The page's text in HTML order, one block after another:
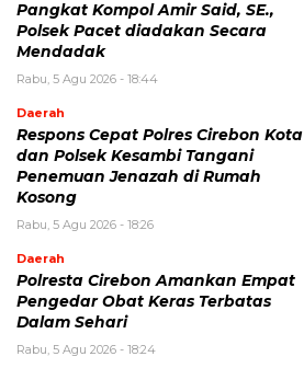
Pangkat Kompol Amir Said, SE.,
Polsek Pacet diadakan Secara
Mendadak
Rabu, 5 Agu 2026 - 18:44
Daerah
Respons Cepat Polres Cirebon Kota
dan Polsek Kesambi Tangani
Penemuan Jenazah di Rumah
Kosong
Rabu, 5 Agu 2026 - 18:26
Daerah
Polresta Cirebon Amankan Empat
Pengedar Obat Keras Terbatas
Dalam Sehari
Rabu, 5 Agu 2026 - 18:24